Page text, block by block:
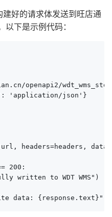
好的请求体发送到旺店通
下是示例代码：
openapi2/
'application/json'}
headers=headers,
200:
written to WDT WMS")
data: {response.text}")